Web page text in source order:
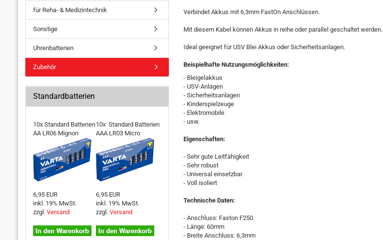
Verbindet Akkus mit 6,3mm FastOn Anschlüssen.
Mit diesem Kabel können Akkus in reihe oder parallel geschaltet werden.
Ideal geeignet für USV Blei Akkus oder Sicherheitsanlagen.
Beispielhafte Nutzungsmöglichkeiten:
- Bleigelakkus
- USV-Anlagen
- Sicherheitsanlagen
- Kinderspielzeuge
- Elektromobile
- usw.
Eigenschaften:
- Sehr gute Leitfähigkeit
- Sehr robust
- Universal einsetzbar
- Voll isoliert
Technische Daten:
- Anschluss: Faston F250
- Länge: 60mm
- Breite Anschluss: 6,3mm
für Reha- & Medizintechnik
Sonstige
Uhrenbatterien
Zubehör
Standardbatterien
10x Standard Batterien
AA LR06 Mignon
6,95 EUR
inkl. 19% MwSt.
zzgl. Versand
10x Standard Batterien
AAA LR03 Micro
6,95 EUR
inkl. 19% MwSt.
zzgl. Versand